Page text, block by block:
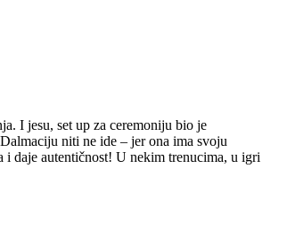
I jesu, set up za ceremoniju bio je
niti ne ide – jer ona ima svoju
i daje autentičnost! U nekim trenucima, u igri